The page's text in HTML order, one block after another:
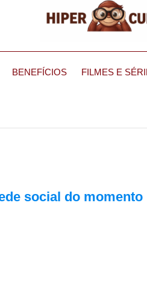
BENEFÍCIOS FILMES E
social do momento